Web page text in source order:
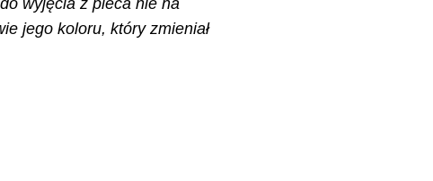
wyjęcia z pieca nie na
jego koloru, który zmieniał